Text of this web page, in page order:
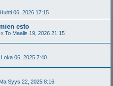
06, 2026 17:15
esto
« To Maalis 19, 2026 21:15
Loka 06, 2025 7:40
Ma Syys 22, 2025 8:16